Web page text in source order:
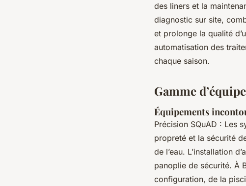
des liners et la
diagnostic sur site,
et prolonge la qualité
automatisation des
chaque saison.
Gamme
Équipements
Précision SQuAD : Les
propreté et la sécurité
de l’eau. L’installation
panoplie de sécurité. À
configuration, de la